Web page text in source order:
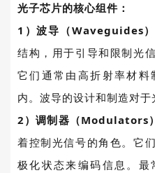
光子芯片的核心组件：
1 ）波导（Waveguides
结构，用于引导和限制光
它们通常由高折射率材
内。波导的设计和制造对于
2 ）调制器（Modulators
着控制光信号的角色。它
极化状态来编码信息。